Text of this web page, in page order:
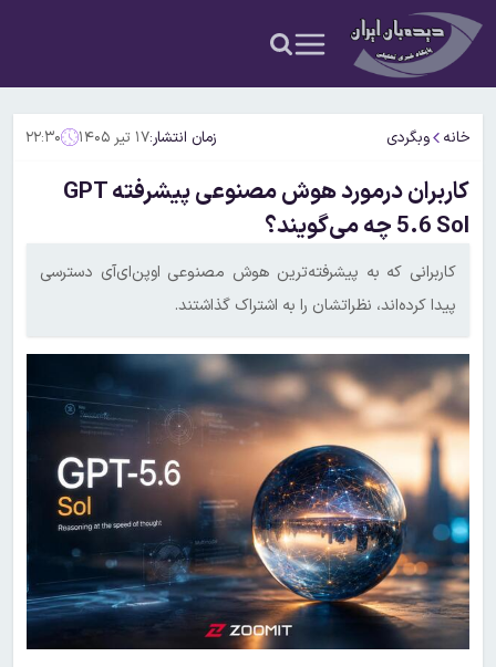
خانه وبگردی زمان انتشار:۱۷ تیر ۱۴۰۵ ۲۲:۳۰
کاربران درمورد هوش مصنوعی پیشرفته GPT
5.6 Sol چه می‌گویند؟
کاربرانی که به پیشرفته‌ترین هوش مصنوعی اوپن‌ای‌آی دسترسی
پیدا کرده‌اند، نظراتشان را به اشتراک گذاشتند.